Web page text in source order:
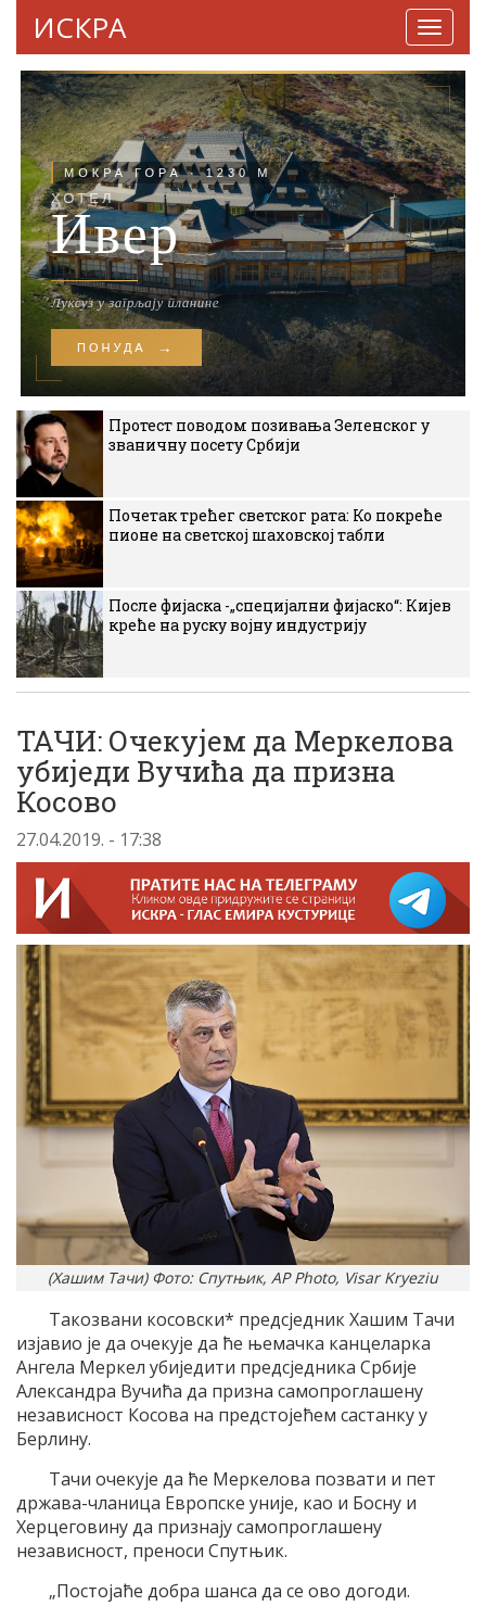
ИСКРА
Протест поводом позивања Зеленског у
званичну посету Србији
Почетак трећег светског рата: Ко покреће
пионе на светској шаховској табли
После фијаска -„специјални фијаско“: Кијев
креће на руску војну индустрију
ТАЧИ: Очекујем да Меркелова
убиједи Вучића да призна
Косово
27.04.2019. - 17:38
(Хашим Тачи) Фото: Спутњик, AP Photo, Visar Kryeziu
Такозвани косовски* предсједник Хашим Тачи
изјавио је да очекује да ће њемачка канцеларка
Ангела Меркел убиједити предсједника Србије
Александра Вучића да призна самопроглашену
независност Косова на предстојећем састанку у
Берлину.
Тачи очекује да ће Меркелова позвати и пет
држава-чланица Европске уније, као и Босну и
Херцеговину да признају самопроглашену
независност, преноси Спутњик.
„Постојаће добра шанса да се ово догоди.